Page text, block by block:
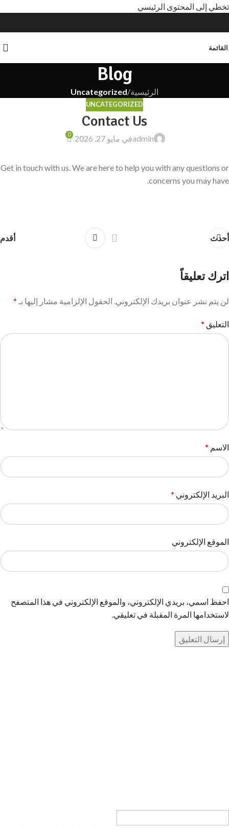
تخطي إلى المحتوى الرئيسي
القائمة
Blog
الرئيسية/
Uncategorized
UNCATEGORIZED
Contact Us
adminفي مايو 27, 2026 0
Get in touch with us. We are here to help you with any questions or
concerns you may have.
أحدث أقدم
اترك تعليقاً
لن يتم نشر عنوان بريدك الإلكتروني. الحقول الإلزامية مشار إليها بـ *
التعليق *
الاسم *
البريد الإلكتروني *
الموقع الإلكتروني
احفظ اسمي، بريدي الإلكتروني، والموقع الإلكتروني في هذا المتصفح
لاستخدامها المرة المقبلة في تعليقي.